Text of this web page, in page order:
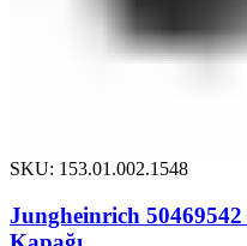
SKU: 153.01.002.1548
Jungheinrich